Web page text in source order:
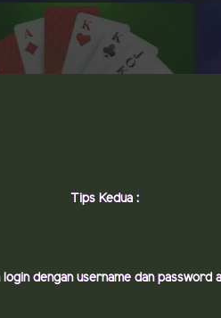
Tips Kedua :
dengan username dan